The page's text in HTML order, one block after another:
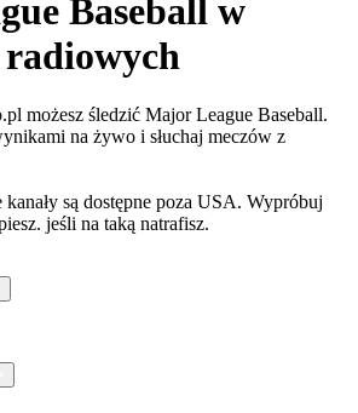
Baseball w
możesz śledzić Major League Baseball.
na żywo i słuchaj meczów z
są dostępne poza USA. Wypróbuj
jeśli na taką natrafisz.